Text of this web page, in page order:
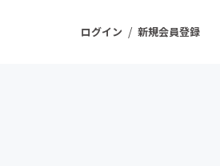
ログイン / 新規会員登録